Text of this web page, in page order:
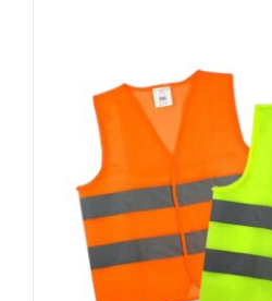
Seçenekler
ürün
sayfasından
seçilebilir